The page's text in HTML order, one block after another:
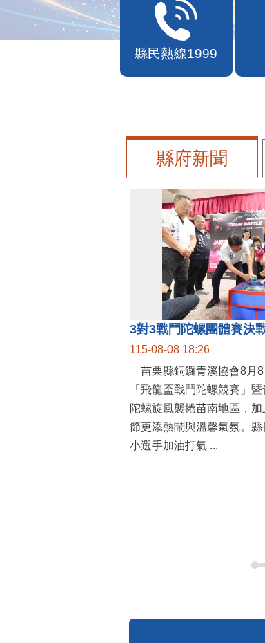
縣民熱線1999
縣府新聞
115-08-08 18:26
苗栗縣銅鑼青溪協會8月
「飛龍盃戰鬥陀螺競賽」
陀螺旋風襲捲苗南地區，
節更添熱鬧與溫馨氣氛。
小選手加油打氣 ...